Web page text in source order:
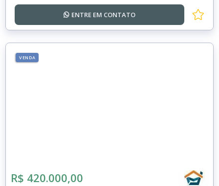
ENTRE EM CONTATO
VENDA
R$ 420.000,00